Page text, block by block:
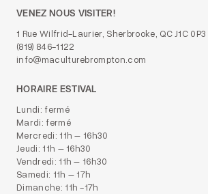
VENEZ NOUS VISITER!
1 Rue Wilfrid-Laurier, Sherbrooke, QC J1C 0P3
(819) 846-1122
info@maculturebrompton.com
HORAIRE ESTIVAL
Lundi: fermé
Mardi: fermé
Mercredi: 11h – 16h30
Jeudi: 11h – 16h30
Vendredi: 11h – 16h30
Samedi: 11h – 17h
Dimanche: 11h -17h